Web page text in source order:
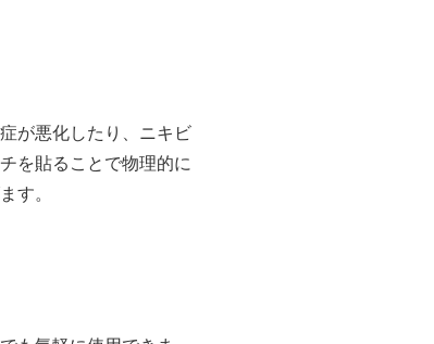
が悪化したり、ニキビ
を貼ることで物理的に
す。